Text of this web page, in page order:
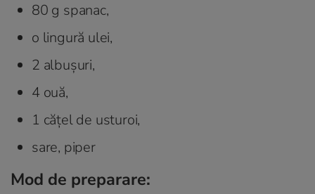
80 g spanac,
o lingură ulei,
2 albuşuri,
4 ouă,
1 căţel de usturoi,
sare, piper
Mod de preparare: